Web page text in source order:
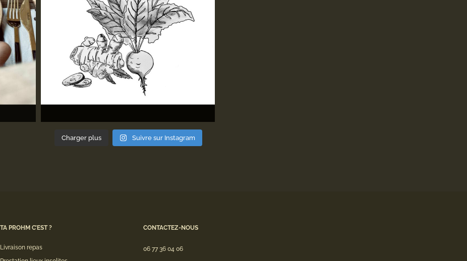
Charger plus Suivre sur Instagram
TA PROHM C’EST ?
Livraison repas
CONTACTEZ-NOUS
06 77 36 04 06